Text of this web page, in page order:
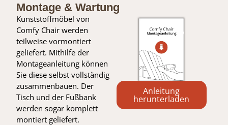
Montage & Wartung
Kunststoffmöbel von
Comfy Chair werden
teilweise vormontiert
geliefert. Mithilfe der
Montageanleitung können
Sie diese selbst vollständig
zusammenbauen. Der
Tisch und der Fußbank
werden sogar komplett
montiert geliefert.
Anleitung
herunterladen